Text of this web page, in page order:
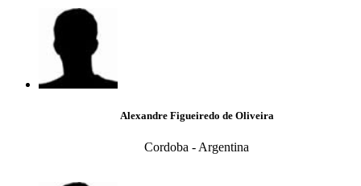
Alexandre Figueiredo de Oliveira
Cordoba - Argentina